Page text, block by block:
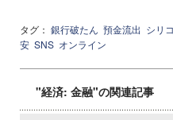
タグ： 銀行破たん 預金流出 シリ
安 SNS オンライン
"経済: 金融"の関連記事